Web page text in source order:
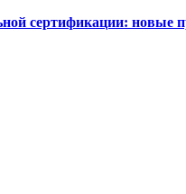
сертификации: новые